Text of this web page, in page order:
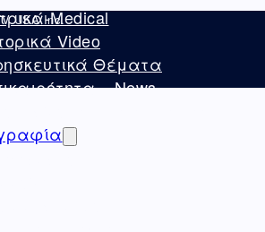
Medical
Video
Θέματα
– News
USA Inc.